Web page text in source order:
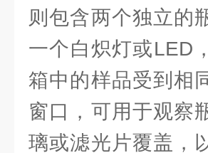
则包含两个独立的
一个白炽灯或LED
箱中的样品受到相
窗口，可用于观察
璃或滤光片覆盖，